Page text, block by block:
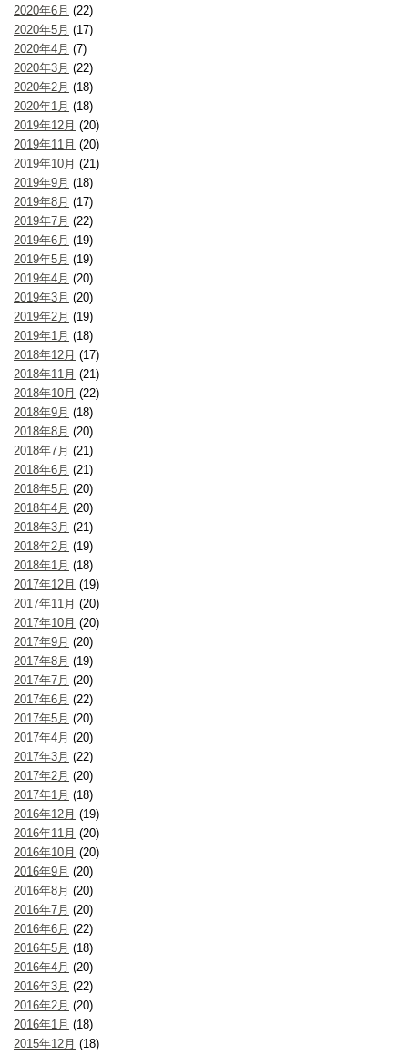
2020年6月 (22)
2020年5月 (17)
2020年4月 (7)
2020年3月 (22)
2020年2月 (18)
2020年1月 (18)
2019年12月 (20)
2019年11月 (20)
2019年10月 (21)
2019年9月 (18)
2019年8月 (17)
2019年7月 (22)
2019年6月 (19)
2019年5月 (19)
2019年4月 (20)
2019年3月 (20)
2019年2月 (19)
2019年1月 (18)
2018年12月 (17)
2018年11月 (21)
2018年10月 (22)
2018年9月 (18)
2018年8月 (20)
2018年7月 (21)
2018年6月 (21)
2018年5月 (20)
2018年4月 (20)
2018年3月 (21)
2018年2月 (19)
2018年1月 (18)
2017年12月 (19)
2017年11月 (20)
2017年10月 (20)
2017年9月 (20)
2017年8月 (19)
2017年7月 (20)
2017年6月 (22)
2017年5月 (20)
2017年4月 (20)
2017年3月 (22)
2017年2月 (20)
2017年1月 (18)
2016年12月 (19)
2016年11月 (20)
2016年10月 (20)
2016年9月 (20)
2016年8月 (20)
2016年7月 (20)
2016年6月 (22)
2016年5月 (18)
2016年4月 (20)
2016年3月 (22)
2016年2月 (20)
2016年1月 (18)
2015年12月 (18)